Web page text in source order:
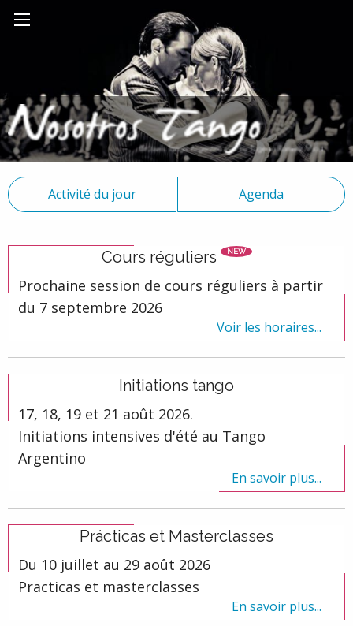
Activité du jour Agenda
Cours réguliers NEW
Prochaine session de cours réguliers à partir
du 7 septembre 2026
Voir les horaires...
Initiations tango
17, 18, 19 et 21 août 2026.
Initiations intensives d'été au Tango
Argentino
En savoir plus...
Prácticas et Masterclasses
Du 10 juillet au 29 août 2026
Practicas et masterclasses
En savoir plus...